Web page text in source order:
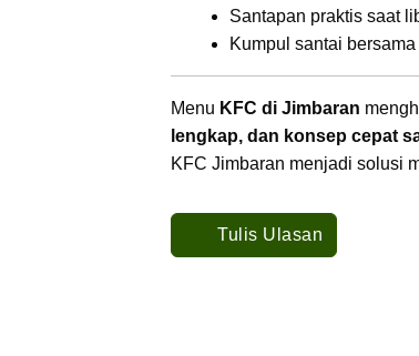
Santapan praktis saat
Kumpul santai bersama
Menu KFC di Jimbaran
lengkap, dan konsep cepat
KFC Jimbaran menjadi solusi
Tulis Ulasan